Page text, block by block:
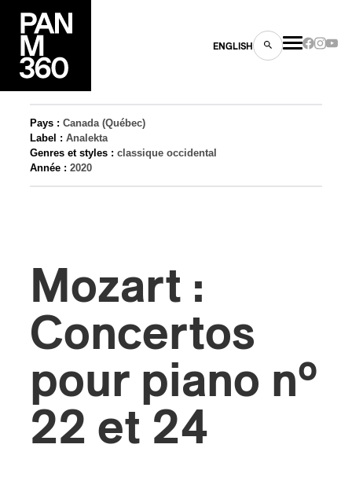
ENGLISH
Pays : Canada (Québec)
Label : Analekta
Genres et styles : classique occidental
Année : 2020
Mozart :
Concertos
pour piano nº
22 et 24